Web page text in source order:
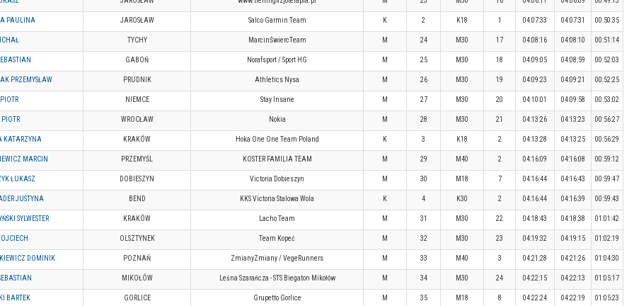
PAULINA JAROSŁAW Salco Garmin Team K 2 K18 1 04:07:33 04:07:31 00:50:35
TYCHY MarcinŚwiercTeam M 24 M30 17 04:08:16 04:08:10 00:51:14
GABOŃ Norafsport / Sport HG M 25 M30 18 04:09:05 04:08:59 00:52:03
PRZEMYSŁAW PRUDNIK Athletics Nysa M 26 M30 19 04:09:23 04:09:21 00:52:25
NIEMCE Stay Insane M 27 M30 20 04:10:01 04:09:58 00:53:02
PIOTR WROCŁAW Nokia M 28 M30 21 04:13:26 04:13:23 00:56:27
KATARZYNA KRAKÓW Hoka One One Team Poland K 3 K18 2 04:13:28 04:13:25 00:56:29
MARCIN PRZEMYŚL KOSTER FAMILIA TEAM M 29 M40 2 04:16:09 04:16:08 00:59:12
ŁUKASZ DOBIESZYN Victoria Dobieszyn M 30 M18 7 04:16:44 04:16:43 00:59:47
JUSTYNA BEND KKS Victoria Stalowa Wola K 4 K30 2 04:16:44 04:16:39 00:59:43
SYLWESTER KRAKÓW Lacho Team M 31 M30 22 04:18:43 04:18:38 01:01:42
OLSZTYNEK Team Kopeć M 32 M30 23 04:19:32 04:19:15 01:02:19
DOMINIK POZNAŃ ZmianyZmiany / VegeRunners M 33 M40 3 04:21:28 04:21:26 01:04:30
MIKOŁÓW Leśna Szarańcza - STS Biegaton Mikołów M 34 M30 24 04:22:15 04:22:13 01:05:17
BARTEK GORLICE Grupetto Gorlice M 35 M18 8 04:22:24 04:22:19 01:05:23